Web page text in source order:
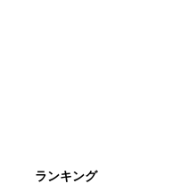
ランキング